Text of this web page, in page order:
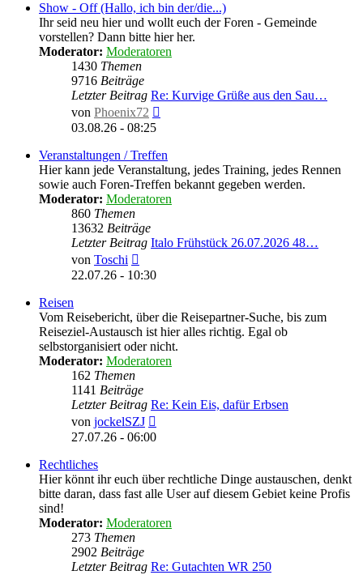
Show - Off (Hallo, ich bin der/die...)
Ihr seid neu hier und wollt euch der Foren - Gemeinde
vorstellen? Dann bitte hier her.
Moderator: Moderatoren
1430 Themen
9716 Beiträge
Letzter Beitrag Re: Kurvige Grüße aus den Sau…
von Phoenix72
03.08.26 - 08:25
Veranstaltungen / Treffen
Hier kann jede Veranstaltung, jedes Training, jedes Rennen
sowie auch Foren-Treffen bekannt gegeben werden.
Moderator: Moderatoren
860 Themen
13632 Beiträge
Letzter Beitrag Italo Frühstück 26.07.2026 48…
von Toschi
Beitrag
22.07.26 - 10:30
Reisen
Vom Reisebericht, über die Reisepartner-Suche, bis zum
Reiseziel-Austausch ist hier alles richtig. Egal ob
selbstorganisiert oder nicht.
Moderator: Moderatoren
162 Themen
1141 Beiträge
Letzter Beitrag Re: Kein Eis, dafür Erbsen
von jockelSZJ
Beitrag
27.07.26 - 06:00
Rechtliches
Hier könnt ihr euch über rechtliche Dinge austauschen, denkt
bitte daran, dass fast alle User auf diesem Gebiet keine Profis
sind!
Moderator: Moderatoren
273 Themen
2902 Beiträge
Letzter Beitrag Re: Gutachten WR 250